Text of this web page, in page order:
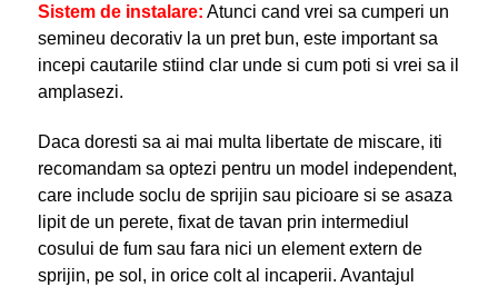
Sistem de instalare: Atunci cand vrei sa cumperi un
semineu decorativ la un pret bun, este important sa
incepi cautarile stiind clar unde si cum poti si vrei sa il
amplasezi.
Daca doresti sa ai mai multa libertate de miscare, iti
recomandam sa optezi pentru un model independent,
care include soclu de sprijin sau picioare si se asaza
lipit de un perete, fixat de tavan prin intermediul
cosului de fum sau fara nici un element extern de
sprijin, pe sol, in orice colt al incaperii. Avantajul